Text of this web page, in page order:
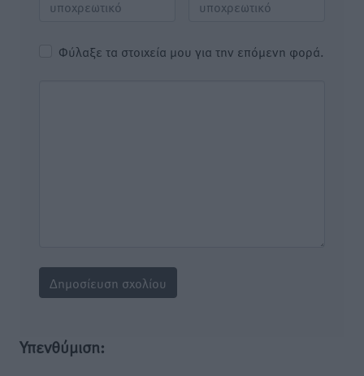
Φύλαξε τα στοιχεία μου για την επόμενη φορά.
Υπενθύμιση: